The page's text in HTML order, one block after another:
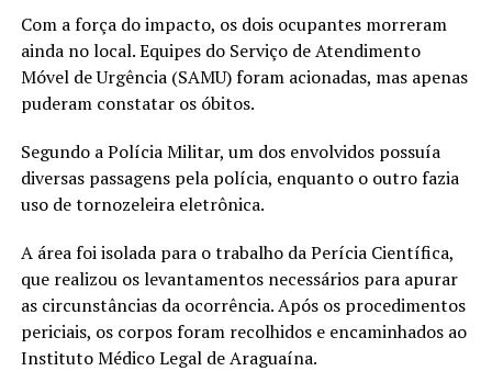
Com a força do impacto, os dois ocupantes morreram
ainda no local. Equipes do Serviço de Atendimento
Móvel de Urgência (SAMU) foram acionadas, mas apenas
puderam constatar os óbitos.
Segundo a Polícia Militar, um dos envolvidos possuía
diversas passagens pela polícia, enquanto o outro fazia
uso de tornozeleira eletrônica.
A área foi isolada para o trabalho da Perícia Científica,
que realizou os levantamentos necessários para apurar
as circunstâncias da ocorrência. Após os procedimentos
periciais, os corpos foram recolhidos e encaminhados ao
Instituto Médico Legal de Araguaína.